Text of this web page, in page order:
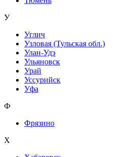
У
Углич
Узловая (Тульская обл.)
Улан-Удэ
Ульяновск
Урай
Уссурийск
Уфа
Ф
Фрязино
Х